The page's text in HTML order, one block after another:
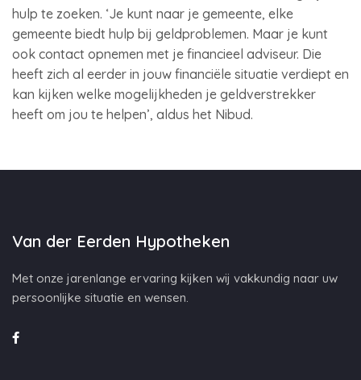
hulp te zoeken. ‘Je kunt naar je gemeente, elke
gemeente biedt hulp bij geldproblemen. Maar je kunt
ook contact opnemen met je financieel adviseur. Die
heeft zich al eerder in jouw financiële situatie verdiept en
kan kijken welke mogelijkheden je geldverstrekker
heeft om jou te helpen’, aldus het Nibud.
Van der Eerden Hypotheken
Met onze jarenlange ervaring kijken wij vakkundig naar uw
persoonlijke situatie en wensen.